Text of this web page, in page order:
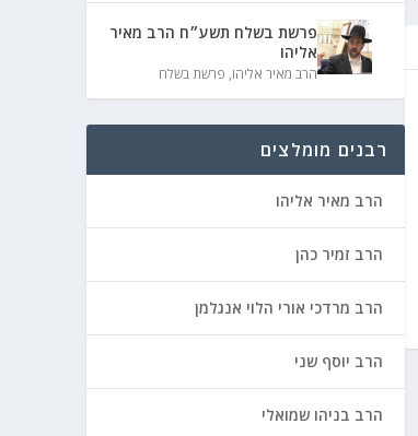
פרשת בשלח תשע״ח הרב מאיר
אליהו
הרב מאיר אליהו, פרשת בשלח
רבנים מומלצים
הרב מאיר אליהו
הרב זמיר כהן
הרב מרדכי אורי הלוי אנגלמן
הרב יוסף שני
הרב בניהו שמואלי